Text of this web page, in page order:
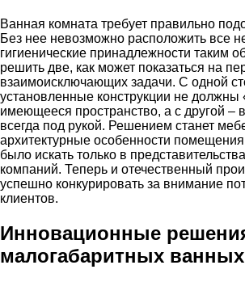
Ванная комната требует правильно
Без нее невозможно расположить все
гигиенические принадлежности таким
решить две, как может показаться на
взаимоисключающих задачи. С одной
установленные конструкции не должны
имеющееся пространство, а с другой –
всегда под рукой. Решением станет
архитектурные особенности
было искать только в
компаний. Теперь и отечественный
успешно конкурировать за внимание
клиентов.
Инновационные
малогабаритных